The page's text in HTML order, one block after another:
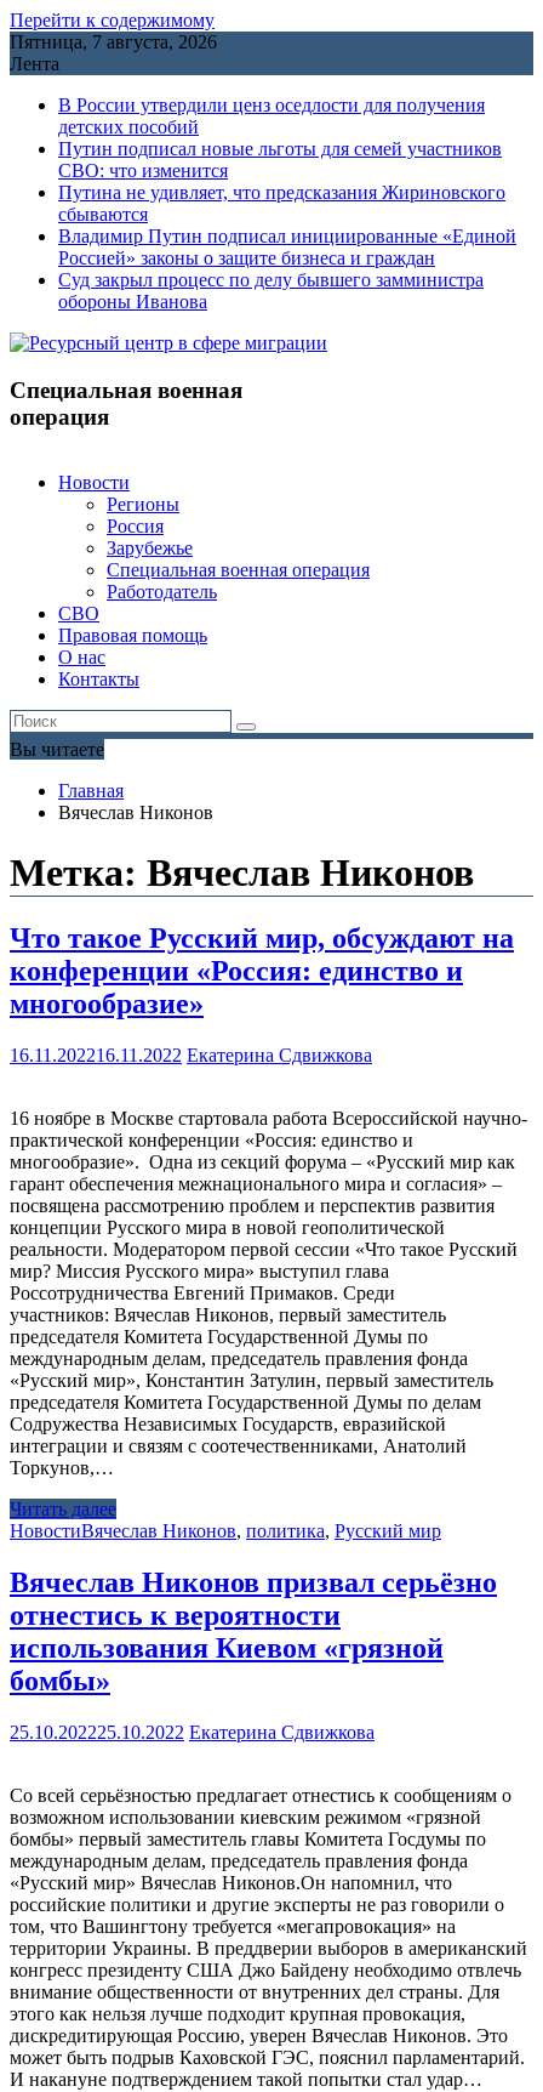
Перейти к содержимому
Пятница, 7 августа, 2026
Лента
В России утвердили ценз оседлости для получения
детских пособий
Путин подписал новые льготы для семей участников
СВО: что изменится
Путина не удивляет, что предсказания Жириновского
сбываются
Владимир Путин подписал инициированные «Единой
Россией» законы о защите бизнеса и граждан
Cуд закрыл процесс по делу бывшего замминистра
обороны Иванова
Специальная военная
операция
Новости
Регионы
Россия
Зарубежье
Специальная военная операция
Работодатель
СВО
Правовая помощь
О нас
Контакты
Вы читаете
Главная
Вячеслав Никонов
Метка: Вячеслав Никонов
Что такое Русский мир, обсуждают на
конференции «Россия: единство и
многообразие»
16.11.202216.11.2022 Екатерина Сдвижкова
16 ноябре в Москве стартовала работа Всероссийской научно-
практической конференции «Россия: единство и
многообразие». Одна из секций форума – «Русский мир как
гарант обеспечения межнационального мира и согласия» –
посвящена рассмотрению проблем и перспектив развития
концепции Русского мира в новой геополитической
реальности. Модератором первой сессии «Что такое Русский
мир? Миссия Русского мира» выступил глава
Россотрудничества Евгений Примаков. Среди
участников: Вячеслав Никонов, первый заместитель
председателя Комитета Государственной Думы по
международным делам, председатель правления фонда
«Русский мир», Константин Затулин, первый заместитель
председателя Комитета Государственной Думы по делам
Содружества Независимых Государств, евразийской
интеграции и связям с соотечественниками, Анатолий
Торкунов,…
Читать далее
НовостиВячеслав Никонов, политика, Русский мир
Вячеслав Никонов призвал серьёзно
отнестись к вероятности
использования Киевом «грязной
бомбы»
25.10.202225.10.2022 Екатерина Сдвижкова
Со всей серьёзностью предлагает отнестись к сообщениям о
возможном использовании киевским режимом «грязной
бомбы» первый заместитель главы Комитета Госдумы по
международным делам, председатель правления фонда
«Русский мир» Вячеслав Никонов.Он напомнил, что
российские политики и другие эксперты не раз говорили о
том, что Вашингтону требуется «мегапровокация» на
территории Украины. В преддверии выборов в американский
конгресс президенту США Джо Байдену необходимо отвлечь
внимание общественности от внутренних дел страны. Для
этого как нельзя лучше подходит крупная провокация,
дискредитирующая Россию, уверен Вячеслав Никонов. Это
может быть подрыв Каховской ГЭС, пояснил парламентарий.
И накануне подтверждением такой попытки стал удар…